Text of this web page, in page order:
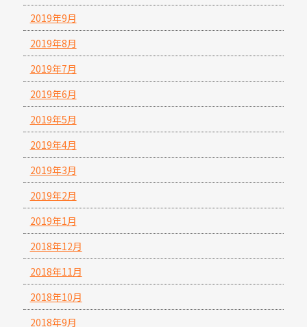
2019年9月
2019年8月
2019年7月
2019年6月
2019年5月
2019年4月
2019年3月
2019年2月
2019年1月
2018年12月
2018年11月
2018年10月
2018年9月